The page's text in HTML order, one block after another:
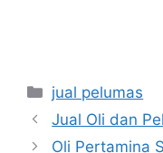
jual pelumas
Jual Oli dan
Oli Pertamina